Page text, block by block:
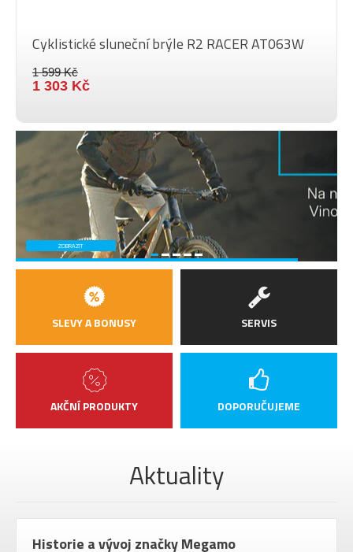
použít i jako čistič sklíček.
Cyklistické sluneční brýle R2 RACER AT063W
1 599 Kč
1 303 Kč
ZOBRAZIT
SLEVY A BONUSY
AKČNÍ PRODUKTY
SERVIS
DOPORUČUJEME
Aktuality
Historie a vývoj značky Megamo